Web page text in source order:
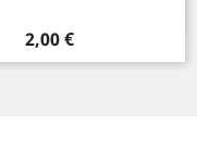
Prix
2,00 €